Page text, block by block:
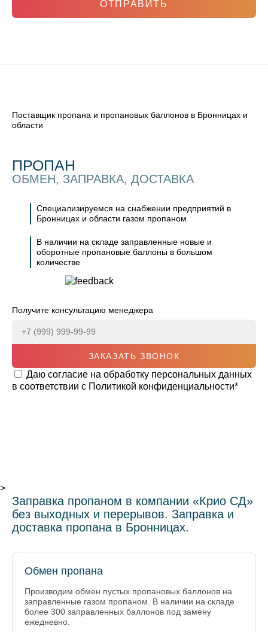
ОТПРАВИТЬ
Поставщик пропана и пропановых баллонов в Бронницах и
области
ПРОПАН
ОБМЕН, ЗАПРАВКА, ДОСТАВКА
Специализируемся на снабжении предприятий в
Бронницах и области газом пропаном
В наличии на складе заправленные новые и
оборотные пропановые баллоны в большом
количестве
Получите консультацию менеджера
ЗАКАЗАТЬ ЗВОНОК
Даю согласие на обработку персональных данных
в соответствии с Политикой конфиденциальности*
>
Заправка пропаном в компании «Крио СД»
без выходных и перерывов. Заправка и
доставка пропана в Бронницах.
Обмен пропана
Производим обмен пустых пропановых баллонов на
заправленные газом пропаном. В наличии на складе
более 300 заправленных баллонов под замену
ежедневно.